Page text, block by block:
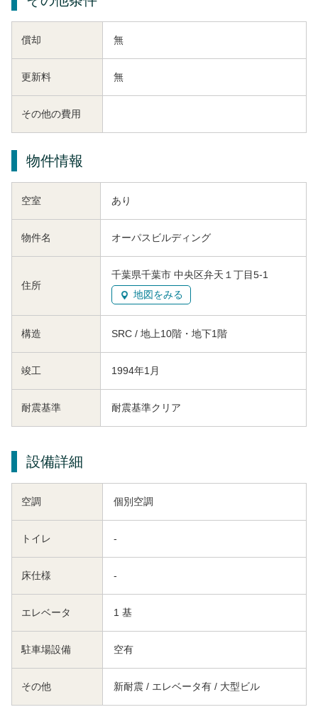
償却 無
更新料 無
その他の費用
物件情報
空室 あり
物件名 オーパスビルディング
住所
千葉県千葉市 中央区弁天１丁目5-1
地図をみる
構造 SRC / 地上10階・地下1階
竣工 1994年1月
耐震基準 耐震基準クリア
設備詳細
空調 個別空調
トイレ -
床仕様 -
エレベータ 1 基
駐車場設備 空有
その他 新耐震 / エレベータ有 / 大型ビル